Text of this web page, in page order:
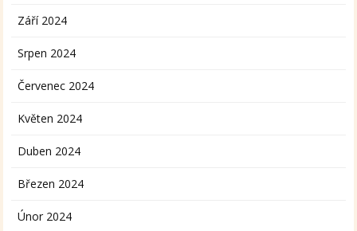
Září 2024
Srpen 2024
Červenec 2024
Květen 2024
Duben 2024
Březen 2024
Únor 2024